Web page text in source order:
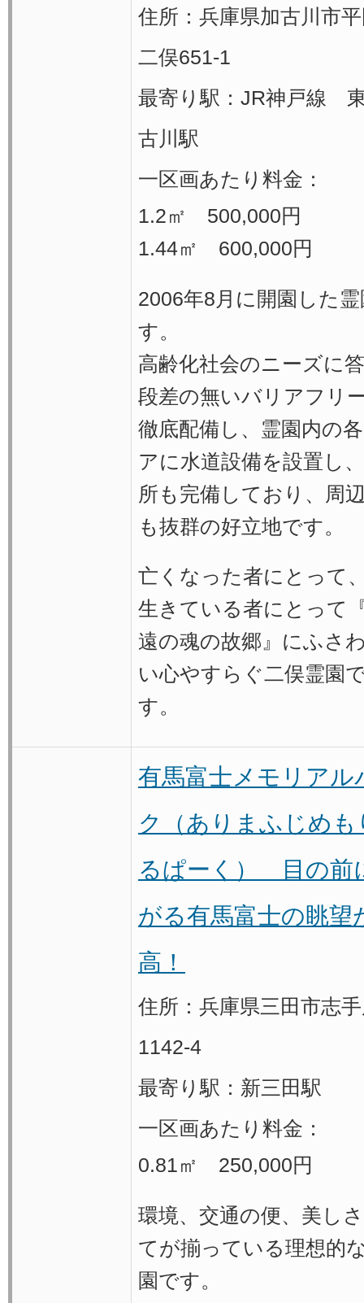
住所：兵庫県加古川市
二俣651-1
最寄り駅：JR神戸線
古川駅
一区画あたり料金：
1.2㎡ 500,000円
1.44㎡ 600,000円
2006年8月に開園した
す。
高齢化社会のニーズに
段差の無いバリアフリ
徹底配備し、霊園内の
アに水道設備を設置し
所も完備しており、周
も抜群の好立地です。
亡くなった者にとって
生きている者にとって
遠の魂の故郷』にふさ
い心やすらぐ二俣霊園
す。
有馬富士メモリアル
ク（ありまふじめも
るぱーく） 目の前
がる有馬富士の眺望
高！
住所：兵庫県三田市志
1142-4
最寄り駅：新三田駅
一区画あたり料金：
0.81㎡ 250,000円
環境、交通の便、美し
てが揃っている理想的
園です。